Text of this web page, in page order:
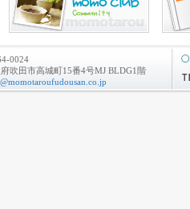
0024
吹田市高城町15番4号MJ BLDG1階